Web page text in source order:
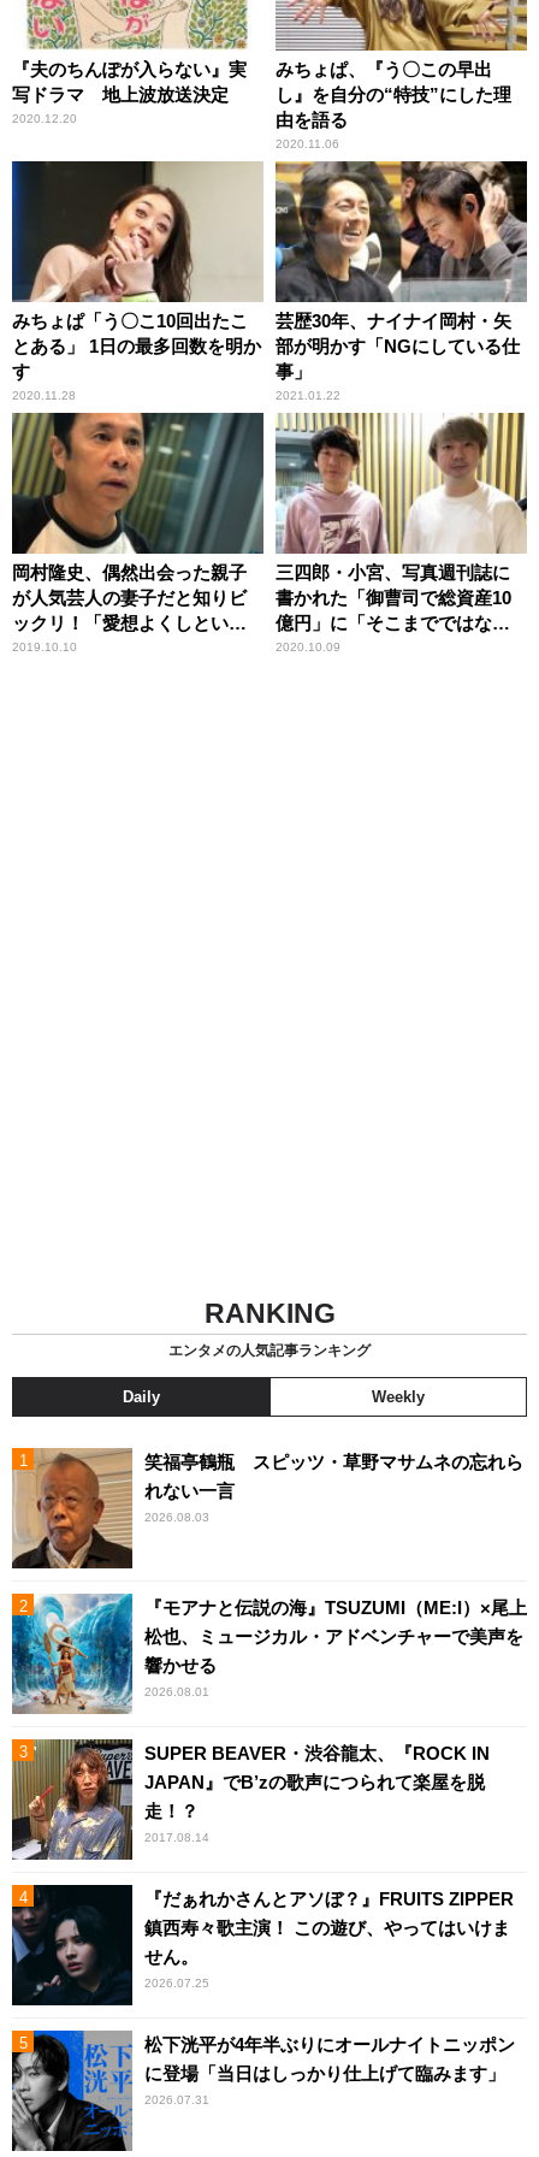
『夫のちんぽが入らない』実
写ドラマ 地上波放送決定
2020.12.20
みちょぱ、『う〇この早出
し』を自分の“特技”にした理
由を語る
2020.11.06
みちょぱ「う〇こ10回出たこ
とある」 1日の最多回数を明か
す
2020.11.28
芸歴30年、ナイナイ岡村・矢
部が明かす「NGにしている仕
事」
2021.01.22
岡村隆史、偶然出会った親子
が人気芸人の妻子だと知りビ
ックリ！「愛想よくしといて
良かった」
2019.10.10
三四郎・小宮、写真週刊誌に
書かれた「御曹司で総資産10
億円」に「そこまでではない
ね」
2020.10.09
RANKING
エンタメの人気記事ランキング
Daily Weekly
笑福亭鶴瓶 スピッツ・草野マサムネの忘れら
れない一言
2026.08.03
『モアナと伝説の海』TSUZUMI（ME:I）×尾上
松也、ミュージカル・アドベンチャーで美声を
響かせる
2026.08.01
SUPER BEAVER・渋谷龍太、『ROCK IN
JAPAN』でB’zの歌声につられて楽屋を脱
走！？
2017.08.14
『だぁれかさんとアソぼ？』FRUITS ZIPPER
鎮西寿々歌主演！ この遊び、やってはいけま
せん。
2026.07.25
松下洸平が4年半ぶりにオールナイトニッポン
に登場「当日はしっかり仕上げて臨みます」
2026.07.31